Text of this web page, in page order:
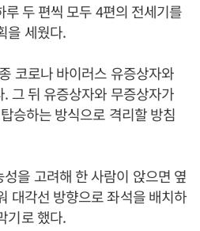
두 편씩 모두 4편의 전세기를
을 세웠다.
코로나 바이러스 유증상자와
그 뒤 유증상자와 무증상자가
승하는 방식으로 격리할 방침
을 고려해 한 사람이 앉으면 옆
대각선 방향으로 좌석을 배치하
기로 했다.